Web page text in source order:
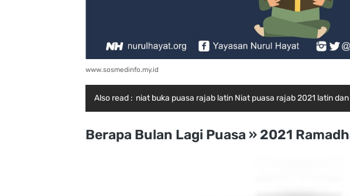
www.sosmedinfo.my.id
Also read : niat buka puasa rajab latin Niat puasa rajab 2021 latin
Berapa Bulan Lagi Puasa » 2021